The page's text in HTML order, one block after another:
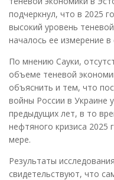
подчеркнул, что в 2025
высокий уровень
началось ее измерение в
По мнению Сауки,
объеме теневой
объяснить и тем, что
войны России в Украине
предыдущих лет, в то
нефтяного кризиса
мере.
Результаты
свидетельствуют, что